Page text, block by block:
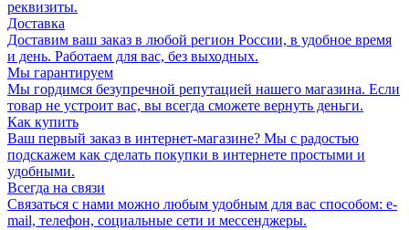
реквизиты.
Доставка
Доставим ваш заказ в любой регион России, в удобное время
и день. Работаем для вас, без выходных.
Мы гарантируем
Мы гордимся безупречной репутацией нашего магазина. Если
товар не устроит вас, вы всегда сможете вернуть деньги.
Как купить
Ваш первый заказ в интернет-магазине? Мы с радостью
подскажем как сделать покупки в интернете простыми и
удобными.
Всегда на связи
Связаться с нами можно любым удобным для вас способом: e-
mail, телефон, социальные сети и мессенджеры.